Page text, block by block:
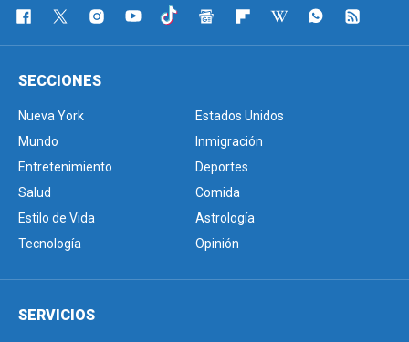
SECCIONES
Nueva York
Estados Unidos
Mundo
Inmigración
Entretenimiento
Deportes
Salud
Comida
Estilo de Vida
Astrología
Tecnología
Opinión
SERVICIOS